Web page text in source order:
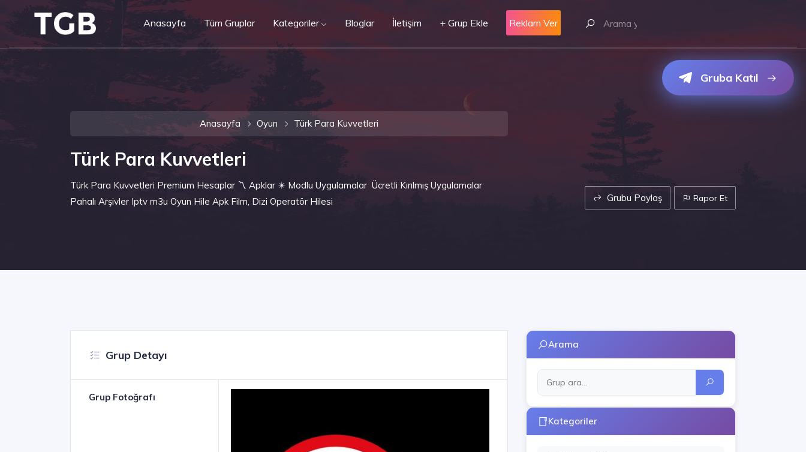
Anasayfa Tüm Gruplar Kategoriler Bloglar İletişim + Grup Ekle Reklam Ver
Anasayfa Oyun Türk Para Kuvvetleri
Türk Para Kuvvetleri
Türk Para Kuvvetleri Premium Hesaplar 〽️ Apklar ✴️ Modlu Uygulamalar ️ Ücretli Kırılmış Uygulamalar
Pahalı Arşivler Iptv m3u Oyun Hile Apk Film, Dizi Operatör Hilesi
Grubu Paylaş Rapor Et
Grup Detayı
Grup Fotoğrafı
Arama
Kategoriler
Gruba Katıl